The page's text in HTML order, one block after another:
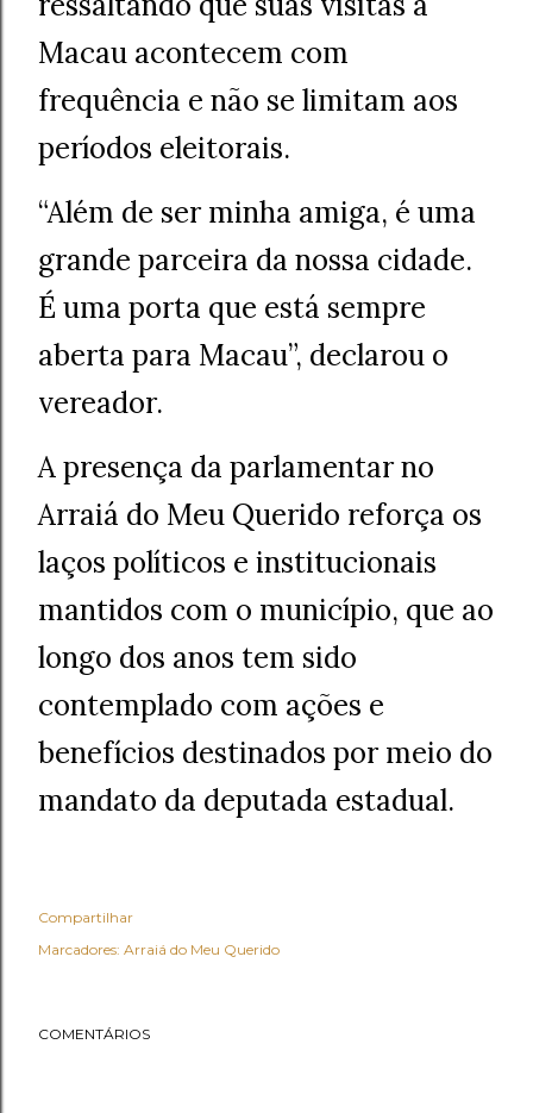
Macau acontecem com
frequência e não se limitam aos
períodos eleitorais.
“Além de ser minha amiga, é uma
grande parceira da nossa cidade.
É uma porta que está sempre
aberta para Macau”, declarou o
vereador.
A presença da parlamentar no
Arraiá do Meu Querido reforça os
laços políticos e institucionais
mantidos com o município, que ao
longo dos anos tem sido
contemplado com ações e
benefícios destinados por meio do
mandato da deputada estadual.
Compartilhar
Marcadores: Arraiá do Meu Querido
COMENTÁRIOS